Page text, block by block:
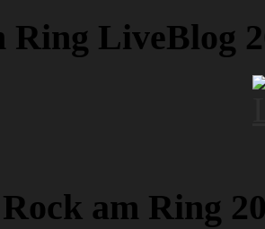
Ring LiveBlog
am Ring